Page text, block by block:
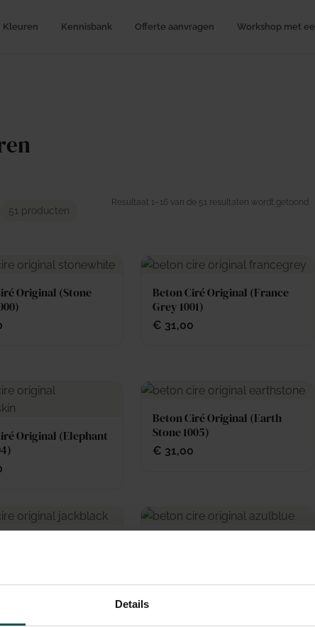
Details
Kleuren Kennisbank Offerte aanvragen Workshop met
51 producten
Resultaat 1–16 van de 51 resultaten wordt getoond
Original (Stone
Beton Ciré Original (France
Grey 1001)
€ 31,00
Original (Elephant
Beton Ciré Original (Earth
Stone 1005)
€ 31,00